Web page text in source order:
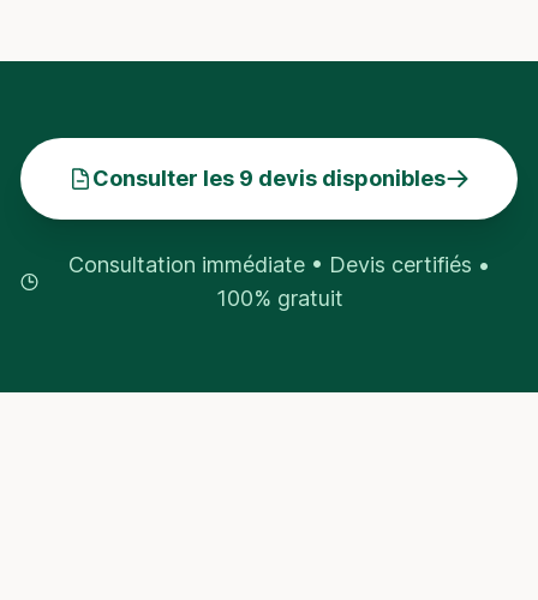
Consulter les 9 devis disponibles
Consultation immédiate • Devis certifiés •
100% gratuit